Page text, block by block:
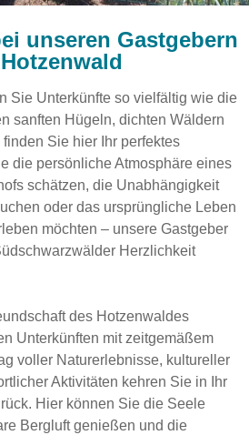
unseren Gastgebern
Sie Unterkünfte so vielfältig wie die
sanften Hügeln, dichten Wäldern
Sie hier Ihr perfektes
die persönliche Atmosphäre eines
schätzen, die Unabhängigkeit
oder das ursprüngliche Leben
möchten – unsere Gastgeber
Herzlichkeit
des Hotzenwaldes
Unterkünften mit zeitgemäßem
voller Naturerlebnisse, kultureller
Aktivitäten kehren Sie in Ihr
Hier können Sie die Seele
Bergluft genießen und die